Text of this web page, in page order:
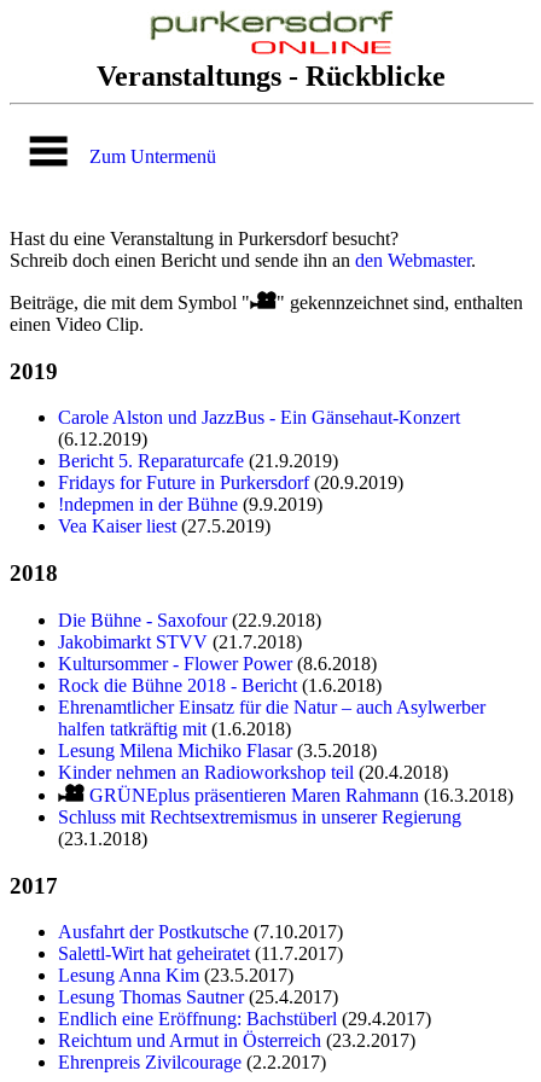
Veranstaltungs - Rückblicke
Zum Untermenü
Hast du eine Veranstaltung in Purkersdorf besucht?
Schreib doch einen Bericht und sende ihn an den Webmaster.
Beiträge, die mit dem Symbol "
" gekennzeichnet sind, enthalten
einen Video Clip.
2019
Carole Alston und JazzBus - Ein Gänsehaut-Konzert
(6.12.2019)
Bericht 5. Reparaturcafe (21.9.2019)
Fridays for Future in Purkersdorf(20.9.2019)
!ndepmen in der Bühne (9.9.2019)
Vea Kaiser liest(27.5.2019)
2018
Die Bühne - Saxofour(22.9.2018)
Jakobimarkt STVV (21.7.2018)
Kultursommer - Flower Power(8.6.2018)
Rock die Bühne 2018 - Bericht (1.6.2018)
Ehrenamtlicher Einsatz für die Natur – auch Asylwerber
halfen tatkräftig mit (1.6.2018)
Lesung Milena Michiko Flasar(3.5.2018)
Kinder nehmen an Radioworkshop teil (20.4.2018)
GRÜNEplus präsentieren Maren Rahmann (16.3.2018)
Schluss mit Rechtsextremismus in unserer Regierung
(23.1.2018)
2017
Ausfahrt der Postkutsche (7.10.2017)
Salettl-Wirt hat geheiratet (11.7.2017)
Lesung Anna Kim (23.5.2017)
Lesung Thomas Sautner(25.4.2017)
Endlich eine Eröffnung: Bachstüberl (29.4.2017)
Reichtum und Armut in Österreich (23.2.2017)
Ehrenpreis Zivilcourage (2.2.2017)